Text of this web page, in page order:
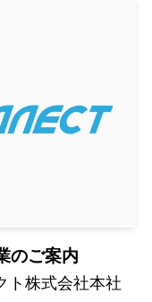
のご案内
ト株式会社本社